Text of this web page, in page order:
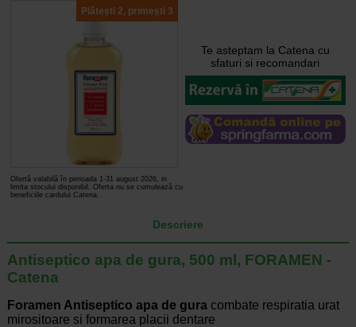
Plătești 2, primești 3
Ofertă valabilă în perioada 1-31 august 2026, in
limita stocului disponibil. Oferta nu se cumulează cu
beneficiile cardului Catena.
Te asteptam la Catena cu
sfaturi si recomandari
Descriere
Antiseptico apa de gura, 500 ml, FORAMEN -
Catena
Foramen Antiseptico apa de guracombate respiratia urat
mirositoare si formarea placii dentare